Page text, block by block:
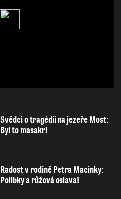
Svědci o tragédii na jezeře Most:
Byl to masakr!
Radost v rodině Petra Macinky:
Polibky a růžová oslava!